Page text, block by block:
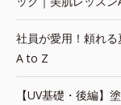
社員が愛用！頼れ
A to Z
【UV基礎・後編】